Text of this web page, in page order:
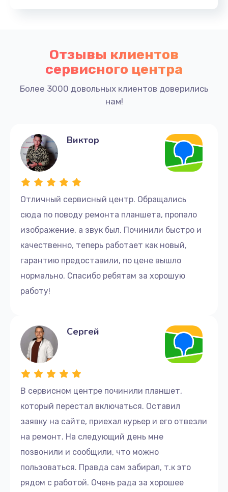
Отзывы клиентов
сервисного центра
Более 3000 довольных клиентов доверились
нам!
Отличный сервисный центр. Обращались
сюда по поводу ремонта планшета, пропало
изображение, а звук был. Починили быстро и
качественно, теперь работает как новый,
гарантию предоставили, по цене вышло
нормально. Спасибо ребятам за хорошую
работу!
Виктор
В сервисном центре починили планшет,
который перестал включаться. Оставил
заявку на сайте, приехал курьер и его отвезли
на ремонт. На следующий день мне
позвонили и сообщили, что можно
пользоваться. Правда сам забирал, т.к это
рядом с работой. Очень рада за хорошее
Сергей